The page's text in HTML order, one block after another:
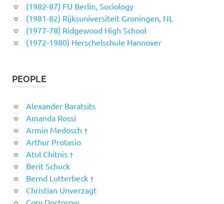
(1982-87) FU Berlin, Sociology
(1981-82) Rijksuniversiteit Groningen, NL
(1977-78) Ridgewood High School
(1972-1980) Herschelschule Hannover
PEOPLE
Alexander Baratsits
Amanda Rossi
Armin Medosch †
Arthur Protasio
Atul Chitnis †
Berit Schuck
Bernd Lutterbeck †
Christian Unverzagt